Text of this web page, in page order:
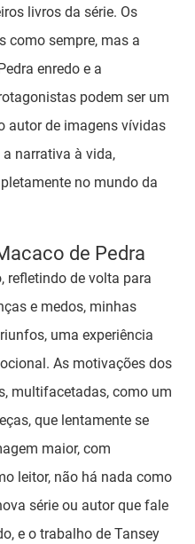
livros da série. Os
como sempre, mas a
enredo e a
podem ser um
autor de imagens vívidas
narrativa à vida,
no mundo da
de Pedra
refletindo de volta para
e medos, minhas
uma experiência
As motivações dos
multifacetadas, como um
que lentamente se
maior, com
leitor, não há nada como
série ou autor que fale
e o trabalho de Tansey